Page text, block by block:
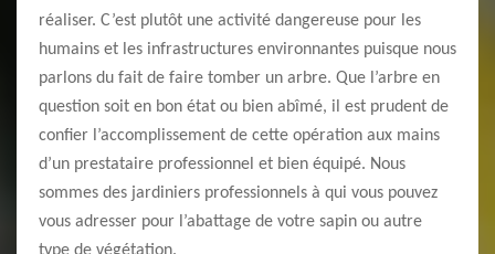
réaliser. C’est plutôt une activité dangereuse pour les
humains et les infrastructures environnantes puisque nous
parlons du fait de faire tomber un arbre. Que l’arbre en
question soit en bon état ou bien abîmé, il est prudent de
confier l’accomplissement de cette opération aux mains
d’un prestataire professionnel et bien équipé. Nous
sommes des jardiniers professionnels à qui vous pouvez
vous adresser pour l’abattage de votre sapin ou autre